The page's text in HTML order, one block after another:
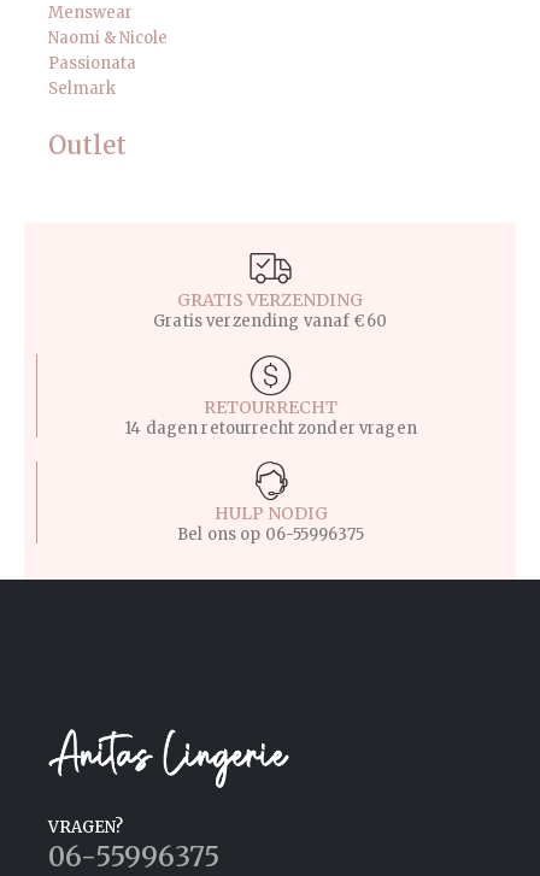
Menswear
Naomi & Nicole
Passionata
Selmark
Outlet
GRATIS VERZENDING
Gratis verzending vanaf €60
RETOURRECHT
14 dagen retourrecht zonder vragen
HULP NODIG
Bel ons op 06-55996375
VRAGEN?
06-55996375